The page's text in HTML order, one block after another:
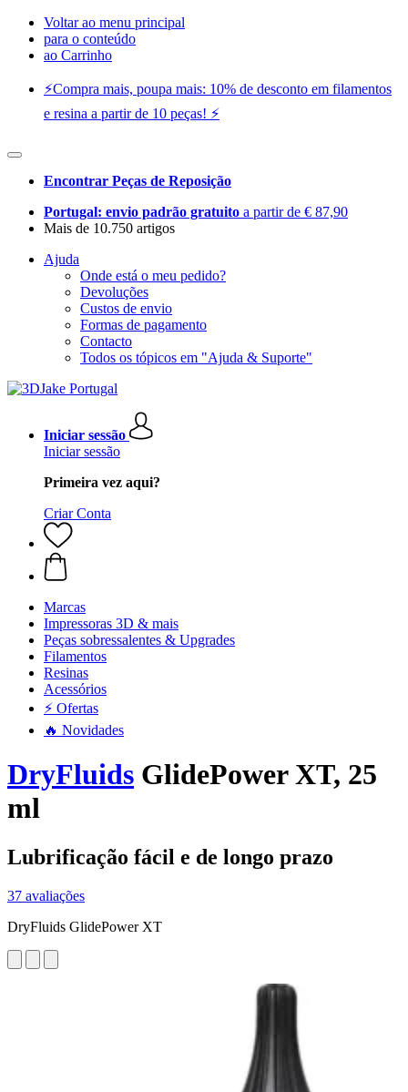
Voltar ao menu principal
para o conteúdo
ao Carrinho
⚡️Compra mais, poupa mais: 10% de desconto em filamentos
e resina a partir de 10 peças! ⚡️
Encontrar Peças de Reposição
Portugal: envio padrão gratuito a partir de € 87,90
Mais de 10.750 artigos
Ajuda
Onde está o meu pedido?
Devoluções
Custos de envio
Formas de pagamento
Contacto
Todos os tópicos em "Ajuda & Suporte"
Iniciar sessão
Iniciar sessão
Primeira vez aqui?
Criar Conta
Marcas
Impressoras 3D & mais
Peças sobressalentes & Upgrades
Filamentos
Resinas
Acessórios
⚡ Ofertas
🔥 Novidades
DryFluids GlidePower XT, 25
ml
Lubrificação fácil e de longo prazo
37 avaliações
DryFluids GlidePower XT